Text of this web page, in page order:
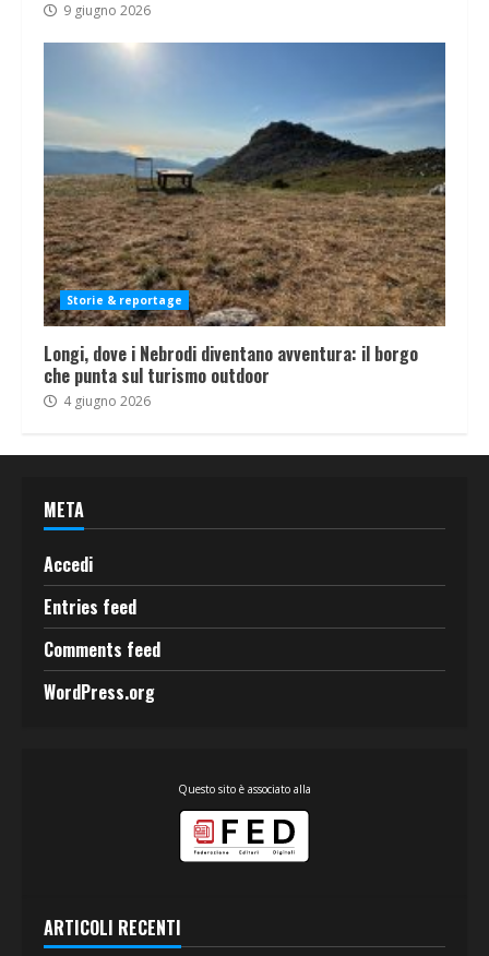
9 giugno 2026
Storie & reportage
Longi, dove i Nebrodi diventano avventura: il borgo
che punta sul turismo outdoor
4 giugno 2026
META
Accedi
Entries feed
Comments feed
WordPress.org
Questo sito è associato alla
ARTICOLI RECENTI